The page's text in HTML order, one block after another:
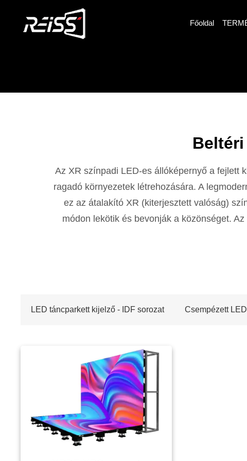
Főoldal
Az XR színpadi LED-es állóképernyő a fejlett
ragadó környezetek létrehozására. A
ez az átalakító XR (kiterjesztett valóság)
módon lekötik és bevonják a közönséget.
LED táncparkett kijelző - IDF sorozat Csempézett